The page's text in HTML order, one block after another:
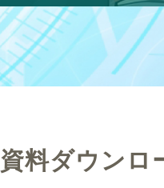
資料ダウンロ